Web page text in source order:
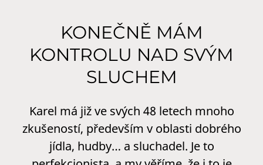
KONEČNĚ MÁM
KONTROLU NAD SVÝM
SLUCHEM
Karel má již ve svých 48 letech mnoho
zkušeností, především v oblasti dobrého
jídla, hudby… a sluchadel. Je to